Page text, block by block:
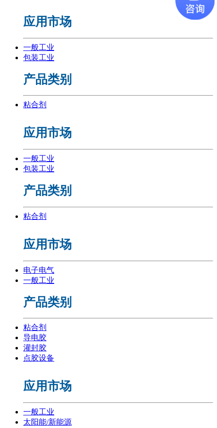
应用市场
一般工业
包装工业
产品类别
粘合剂
应用市场
一般工业
包装工业
产品类别
粘合剂
应用市场
电子电气
一般工业
产品类别
粘合剂
导电胶
灌封胶
点胶设备
应用市场
一般工业
太阳能/新能源